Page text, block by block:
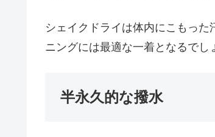
シェイクドライは体内にこもっ
ニングには最適な一着となるでし
半永久的な撥水